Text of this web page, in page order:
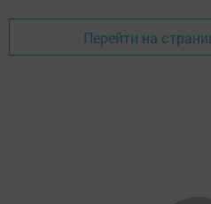
Перейти на